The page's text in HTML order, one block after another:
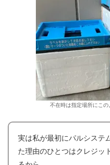
不在時は指定場所にこ
実は私が最初にパルシステ
た理由のひとつはクレジッ